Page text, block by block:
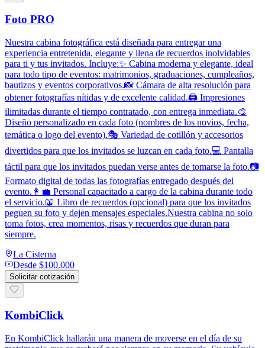
Foto PRO
Nuestra cabina fotográfica está diseñada para entregar una
experiencia entretenida, elegante y llena de recuerdos inolvidables
para ti y tus invitados. Incluye:✨ Cabina moderna y elegante, ideal
para todo tipo de eventos: matrimonios, graduaciones, cumpleaños,
bautizos y eventos corporativos.📸 Cámara de alta resolución para
obtener fotografías nítidas y de excelente calidad.🖨️ Impresiones
ilimitadas durante el tiempo contratado, con entrega inmediata.🎨
Diseño personalizado en cada foto (nombres de los novios, fecha,
temática o logo del evento).🎭 Variedad de cotillón y accesorios
divertidos para que los invitados se luzcan en cada foto.💻 Pantalla
táctil para que los invitados puedan verse antes de tomarse la foto.📷
Formato digital de todas las fotografías entregado después del
evento.👩‍💼 Personal capacitado a cargo de la cabina durante todo
el servicio.📖 Libro de recuerdos (opcional) para que los invitados
peguen su foto y dejen mensajes especiales.Nuestra cabina no solo
toma fotos, crea momentos, risas y recuerdos que duran para
siempre.
La Cisterna
Desde $100.000
Solicitar cotización
KombiClick
En KombiClick hallarán una manera de moverse en el día de su